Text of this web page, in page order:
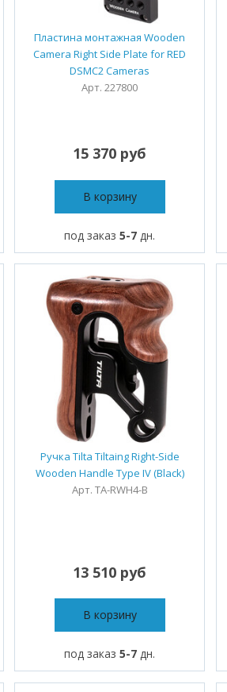
Пластина монтажная Wooden
Camera Right Side Plate for RED
DSMC2 Cameras
Арт. 227800
15 370 руб
В корзину
под заказ5-7 дн.
Ручка Tilta Tiltaing Right-Side
Wooden Handle Type IV (Black)
Арт. TA-RWH4-B
13 510 руб
В корзину
под заказ5-7 дн.